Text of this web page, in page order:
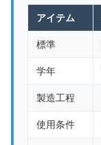
アイテム
標準
学年
製造工程
使用条件